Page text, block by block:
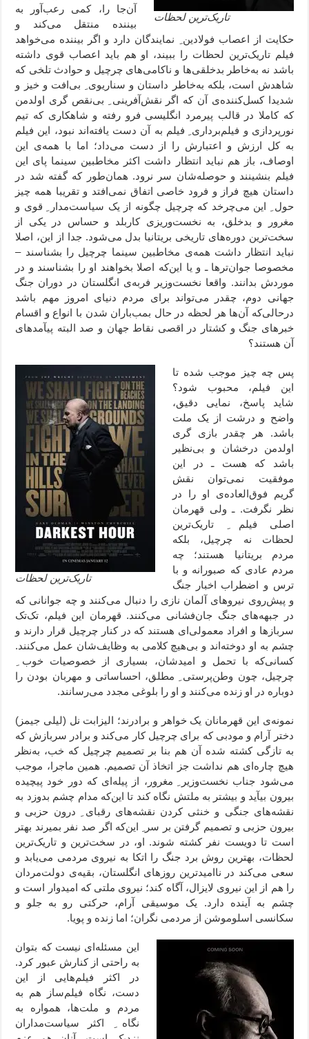
تاریک‌ترین لحظات
آن‌جا را، کمی رعب‌آور به
بیننده منتقل می‌کند و
حکایت از اعصاب فولادین ِ نمایندگان دارد و اگر بیننده می‌خواهد
فیلم تاریک‌ترین لحظات را ببیند، او هم باید اعصاب قوی داشته
باشد نه به‌خاطر بدخلقی‌ها و ناکامی‌های چرچیل و حوادث تلخی که
شاهدش است، بلکه به‌خاطر داستان و سناریوی ِ بی‌افت و خیز و
شدیدا کسل‌کننده‌ی آن که اگر نقش‌آفرینی ِ بی‌نقص گری اولدمن
که کاملا در قالب پیرمرد انگلیسی فرو رفته و شاهکاری که تیم
نورپردازی و فیلم‌برداری ِ فیلم به آن دست یافته‌اند نبود، این فیلم
به کل ارزش و اعتبارش را از دست می‌داد؛ اما با همه‌ی این
اوصاف، باز هم نباید انتظار داشت اکثر مخاطبین سینما پای این
فیلم بنشینند و حوصله‌شان سر نرود. همان‌طور که گفته شد در
داستان هیچ فراز و فرود خاصی اتفاق نمی‌افتد و تقریبا همه چیز
حول ِ این می‌چرخد که چرچیل چگونه از یک سیاست‌مدار ِ قوی و
مغرور و بدخلق، به نخست‌وریزی کاربلد و حساس در یکی از
سخت‌ترین دوره‌های تاریخی بریتانیا بدل می‌شود. جدا از این، اصلا
نباید انتظار داشت همه‌ی مخاطبین سینما چرچیل را بشناسند –
مخصوصا جوان‌ترها ـ و یا این‌که اصلا بخواهند او را بشناسند و در
موردش بدانند. واقعا نخست‌وزیر فربه‌ی انگلستان در دوران جنگ
جهانی دوم، چقدر می‌تواند برای مردم دنیای امروز مهم باشد
درحالی‌که آن‌ها هر لحظه در حال بمب‌باران شدن با انواع و اقسام
خبرهای جنگ و کشتار در اقصی نقاط جهان و صد البته پیآمدهای
آن هستند؟
تاریک‌ترین لحظات
پس چه چیز موجب شده تا
این فیلم، محبوب شود؟
شاید پاسخ، نمایی دقیق،
واضح و درشت از یک ملت
باشد. هر چقدر بازی گری
اولدمن درخشان و بی‌نظیر
باشد که هست ـ در این
موفقیت نمی‌توان نقش
گریم فوق‌العاده‌ی او را در
نظر نگرفت. ـ ولی قهرمان
اصلی فیلم ِ تاریک‌ترین
لحظات نه چرچیل، بلکه
مردم بریتانیا هستند؛ چه
مردم عادی که صبورانه و با
ترس و اضطراب اخبار جنگ
و پیش‌روی نیروهای آلمان نازی را دنبال می‌کنند و چه جوانانی که
در جبهه‌های جنگ جان‌فشانی می‌کنند. قهرمان این فیلم، تک‌تک
سربازها و افراد معمولی‌ای هستند که در کنار چرچیل قرار دارند و
چشم به او دوخته‌اند و بی‌هیچ کلامی به وظایف‌شان عمل می‌کنند.
کسانی‌که با تحمل و امیدشان، بسیاری از خصوصیات خوب ِ
چرچیل، چون وطن‌پرستی ِ مطلق، احساساتی و مهربان بودن را
دوباره در او زنده می‌کنند و او را بلوغی مجدد می‌رسانند.
نمونه‌ی این قهرمانان یک خواهر و برادرند؛ الیزابت نل (لیلی جیمز)
دختر آرام و مودبی که برای چرچیل کار می‌کند و برادر سربازش که
به تازگی کشته شده آن هم بنا بر تصمیم چرچیل که خب، به‌نظر
هیچ چاره‌ای هم نداشت جز اتخاذ آن تصمیم. همین ماجرا، موجب
می‌شود جناب نخست‌وزیر ِ مغرور، از پیله‌ای که دور خود پیچیده
بیرون بیآید و بیشتر به ملتش نگاه کند تا این‌که مدام چشم بدوزد به
نقشه‌های جنگی و خنثی کردن نقشه‌های رقبای ِ درون حزبی و
بیرون حزبی و تصمیم گرفتن بر سر ِ این‌که اگر صد نفر بمیرند بهتر
است تا دویست نفر کشته شوند. او، در سخت‌ترین و تاریک‌ترین
لحظات، بهترین روش برد جنگ را اتکا به نیروی مردمی می‌یابد و
سعی می‌کند در ناامیدترین روزهای انگلستان، بقیه‌ی دولت‌مردان
را هم از این نیروی لایزال، آگاه کند؛ نیروی ملتی که امیدوار است و
چشم به آینده دارد. یک موسیقی آرام، حرکتی رو به جلو و
سکانسی اسلوموشن از مردمی نگران؛ اما زنده و پویا.
این مسئله‌ای نیست که بتوان
به راحتی از کنارش عبور کرد.
در اکثر فیلم‌هایی از این
دست، نگاه فیلم‌ساز هم به
مردم و ملت‌ها، همواره به
نگاه ِ اکثر سیاست‌مداران